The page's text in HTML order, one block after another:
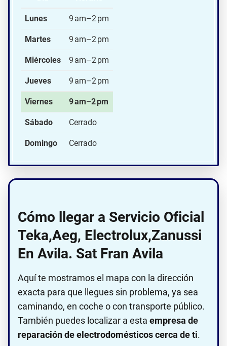
Lunes 9 am–2 pm
Martes 9 am–2 pm
Miércoles 9 am–2 pm
Jueves 9 am–2 pm
Viernes 9 am–2 pm
Sábado Cerrado
Domingo Cerrado
Cómo llegar a Servicio Oficial
Teka,Aeg, Electrolux,Zanussi
En Avila. Sat Fran Avila
Aquí te mostramos el mapa con la dirección
exacta para que llegues sin problema, ya sea
caminando, en coche o con transporte público.
También puedes localizar a esta empresa de
reparación de electrodomésticos cerca de ti.